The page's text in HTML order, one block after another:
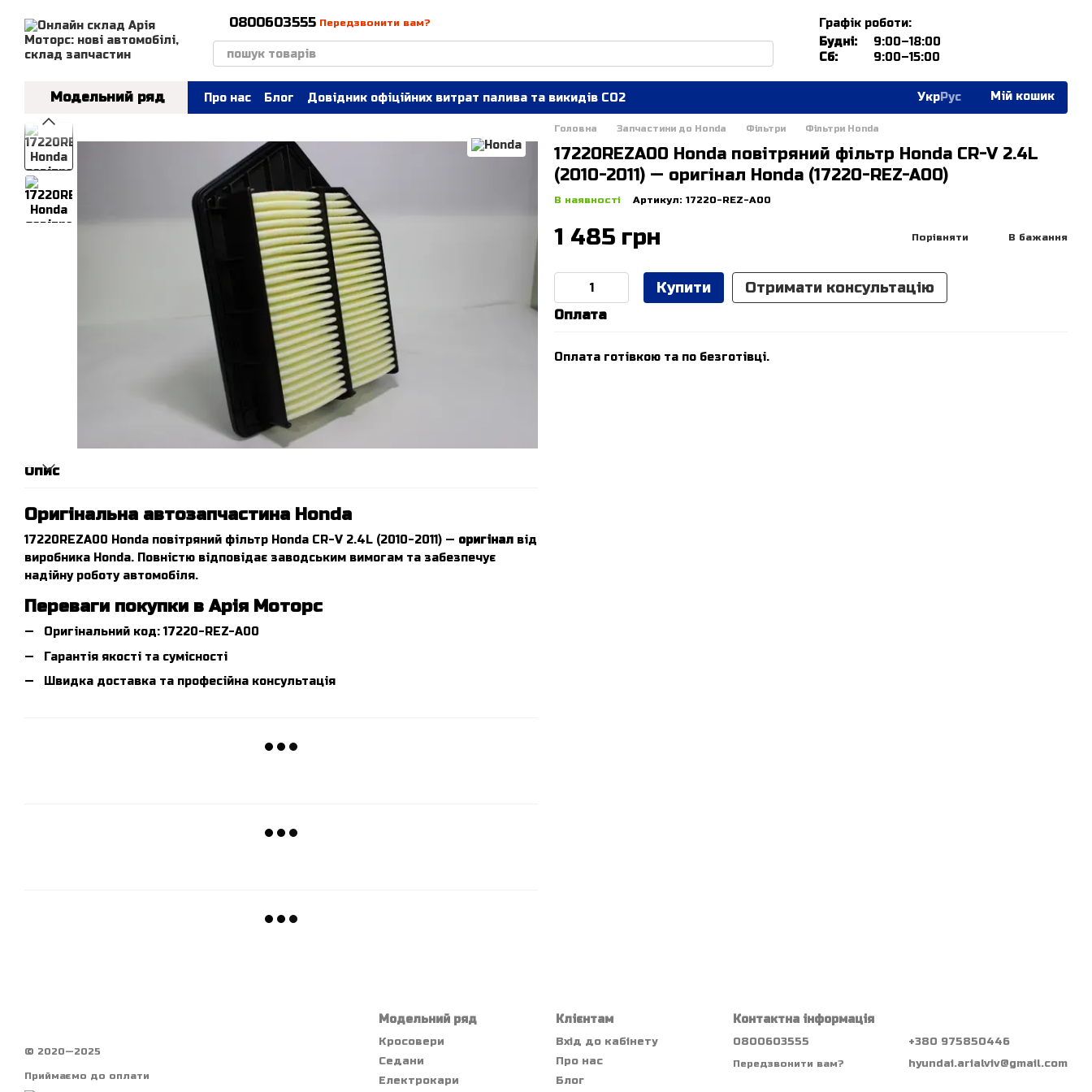
0800603555 Передзвонити вам?
Графік роботи:
Будні:
9:00–18:00
Сб:
9:00–15:00
Модельний ряд Про нас Блог Довідник офіційних витрат палива та викидів СО2 УкрРус Мій кошик
Опис
Оригінальна автозапчастина Honda
17220REZA00 Honda повітряний фільтр Honda CR-V 2.4L (2010-2011) — оригінал від
виробника Honda. Повністю відповідає заводським вимогам та забезпечує
надійну роботу автомобіля.
Переваги покупки в Арія Моторс
Оригінальний код: 17220-REZ-A00
Гарантія якості та сумісності
Швидка доставка та професійна консультація
Головна Запчастини до Honda Фільтри Фільтри Honda
17220REZA00 Honda повітряний фільтр Honda CR-V 2.4L
(2010-2011) — оригінал Honda (17220-REZ-A00)
В наявності Артикул: 17220-REZ-A00
1 485 грн Порівняти В бажання
Купити Отримати консультацію
Оплата
Оплата готівкою та по безготівці.
© 2020—2025
Приймаємо до оплати
Модельний ряд
Кросовери
Седани
Електрокари
Клієнтам
Вхід до кабінету
Про нас
Блог
Контактна інформація
0800603555
Передзвонити вам?
+380 975850446
hyundai.arialviv@gmail.com